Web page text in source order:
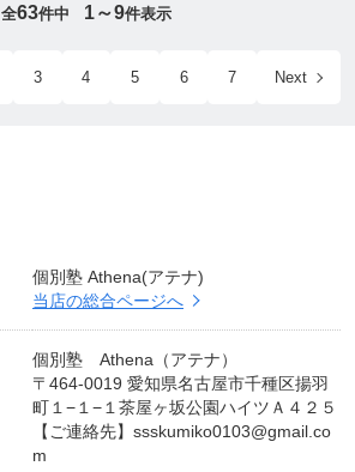
全63件中 1～9件表示
3 4 5 6 7 Next
個別塾 Athena(アテナ)
当店の総合ページへ
個別塾 Athena（アテナ）
〒464-0019 愛知県名古屋市千種区揚羽
町１−１−１茶屋ヶ坂公園ハイツＡ４２５
【ご連絡先】 ssskumiko0103@gmail.co
m